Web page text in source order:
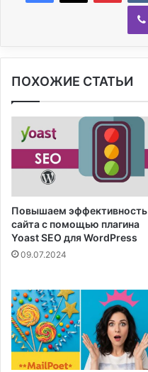
ПОХОЖИЕ СТАТЬИ
Повышаем эффективность
сайта с помощью плагина
Yoast SEO для WordPress
09.07.2024